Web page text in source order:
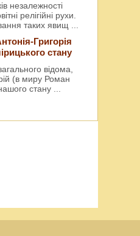
незалежності
релігійні рухи.
таких явищ
Григорія
стану
відома,
(в миру Роман
стану